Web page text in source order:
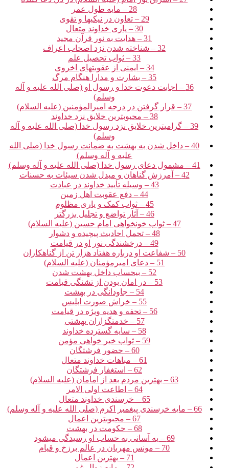
28 – مایه طول عمر
29 – تعاون در نیکی‏ها و تقوی‏
30 – یاری خداوند متعال‏
31 – هدایت به نور قرآن مجید
32 – شناخته شدن نزد اصحاب اعراف‏
33 – ثواب تحصیل علم‏
34 – ایمنی از عقوبت‏های اخروی‏
35 – بشارت و مدارا هنگام مرگ‏
36 – اجابت دعوت خدا و رسول او (صلی الله علیه و آله
وسلم)
37 – قرار گرفتن در درجه امیرالمؤمنین (علیه السلام)
38 – محبوب‏ترین خلایق نزد خداوند
39 – گرامی‏ترین خلایق نزد رسول خدا (صلی الله علیه و آله
وسلم)
40 – داخل شدن به بهشت به ضمانت رسول خدا (صلی الله
علیه و آله وسلم)
41 – مشمول دعای رسول خدا (صلی الله علیه و آله وسلم)
42 – آمرزش گناهان و مبدل شدن سیئات به حسنات‏
43 – وسیله تأیید خداوند در عبادت‏
44 – دفع عقوبت اهل زمین‏
45 – ثواب کمک و یاری مظلوم‏
46 – آثار تواضع و تجلیل بزرگتر
47 – ثواب خونخواهی امام حسین (علیه السلام)
48 – تحمل احادیث پیچیده و دشوار
49 – درخشندگی نور او در قیامت‏
50 – شفاعت او درباره هفتاد هزار تن از گناهکاران‏
51 – دعای امیرمؤمنان (علیه السلام)
52 – بی‏حساب داخل بهشت شدن‏
53 – در امان بودن از تشنگی قیامت‏
54 – جاودانگی در بهشت‏
55 – خراش صورت ابلیس‏
56 – تحفه و هدیه ویژه در قیامت‏
57 – خدمتگزاران بهشتی‏
58 – سایه گسترده خداوند
59 – ثواب خیر خواهی مؤمن‏
60 – حضور فرشتگان‏
61 – مباهات خداوند متعال‏
62 – استغفار فرشتگان‏
63 – بهترین مردم بعد از امامان (علیه السلام)
64 – اطاعت اولی الامر
65 – خرسندی خداوند متعال‏
66 – مایه خرسندی پیغمبر اکرم (صلی الله علیه و آله وسلم)
67 – محبوب‏ترین اعمال‏
68 – حکومت در بهشت‏
69 – به آسانی به حساب او رسیدگی می‏شود
70 – مونس مهربان در عالم برزخ و قیام‏
71 – بهترین اعمال‏